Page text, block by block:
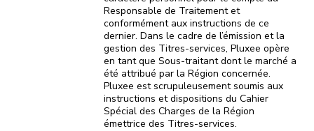
Responsable de Traitement et
conformément aux instructions de ce
dernier. Dans le cadre de l’émission et la
gestion des Titres-services, Pluxee opère
en tant que Sous-traitant dont le marché a
été attribué par la Région concernée.
Pluxee est scrupuleusement soumis aux
instructions et dispositions du Cahier
Spécial des Charges de la Région
émettrice des Titres-services.